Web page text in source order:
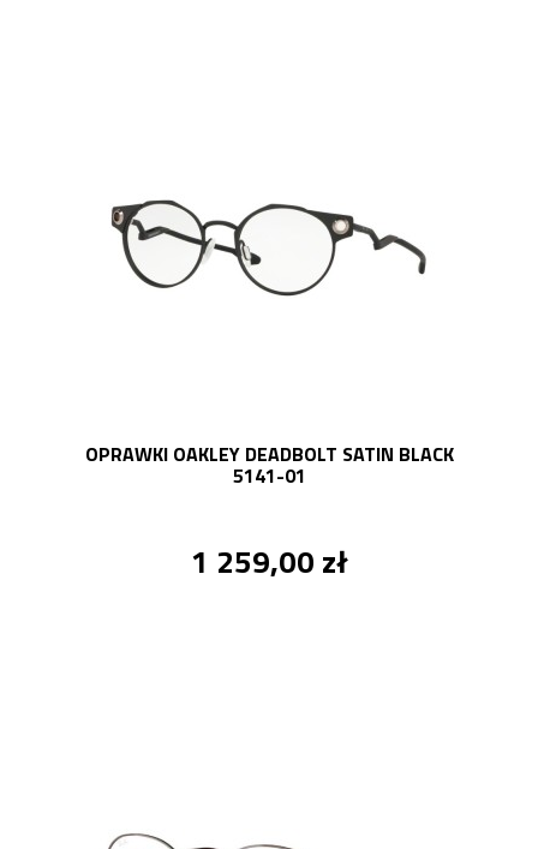
OPRAWKI OAKLEY DEADBOLT SATIN BLACK
5141-01
1 259,00 zł